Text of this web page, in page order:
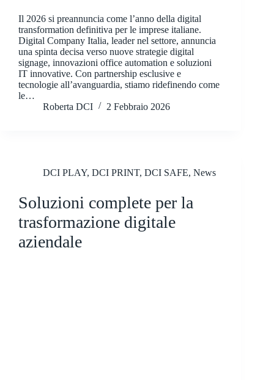
Il 2026 si preannuncia come l’anno della digital
transformation definitiva per le imprese italiane.
Digital Company Italia, leader nel settore, annuncia
una spinta decisa verso nuove strategie digital
signage, innovazioni office automation e soluzioni
IT innovative. Con partnership esclusive e
tecnologie all’avanguardia, stiamo ridefinendo come
le…
Roberta DCI
2 Febbraio 2026
DCI PLAY, DCI PRINT, DCI SAFE, News
Soluzioni complete per la
trasformazione digitale
aziendale